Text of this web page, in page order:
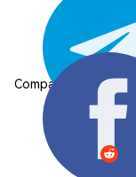
Compartilhar: